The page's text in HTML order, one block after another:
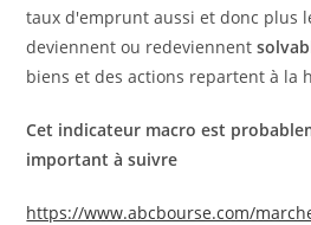
taux d'emprunt aussi et donc plus
deviennent ou redeviennent
biens et des actions repartent à la
Cet indicateur macro est
important à suivre
https://www.abcbourse.com/